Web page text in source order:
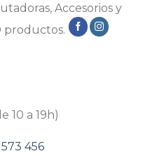
Accesorios y
productos.
10 a 19h)
456